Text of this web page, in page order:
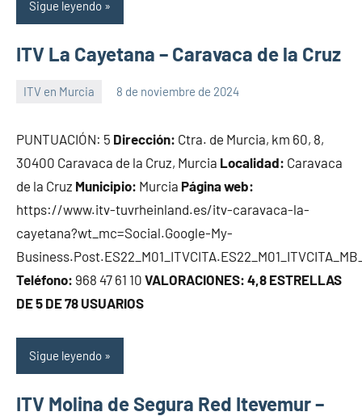
Sigue leyendo
ITV La Cayetana – Caravaca de la Cruz
ITV en Murcia 8 de noviembre de 2024
PUNTUACIÓN: 5 Dirección: Ctra. de Murcia, km 60, 8,
30400 Caravaca de la Cruz, Murcia Localidad: Caravaca
de la Cruz Municipio: Murcia Página web:
https://www.itv-tuvrheinland.es/itv-caravaca-la-
cayetana?wt_mc=Social.Google-My-
Teléfono: 968 47 61 10 VALORACIONES: 4,8 ESTRELLAS
DE 5 DE 78 USUARIOS
Sigue leyendo
ITV Molina de Segura Red Itevemur –